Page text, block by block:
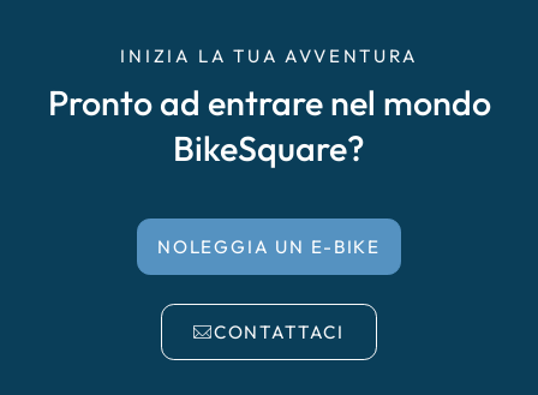
INIZIA LA TUA AVVENTURA
Pronto ad entrare nel mondo
BikeSquare?
NOLEGGIA UN E-BIKE
CONTATTACI